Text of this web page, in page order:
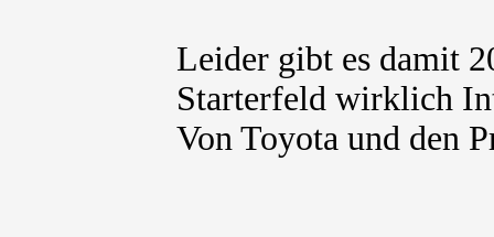
Leider gibt es damit
Starterfeld wirklich
Von Toyota und den